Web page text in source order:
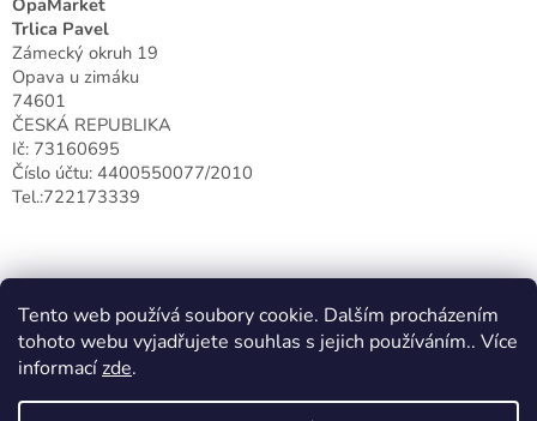
Tento web používá soubory cookie. Dalším procházením
tohoto webu vyjadřujete souhlas s jejich používáním.. Více
informacízde.
OpaMarket
Trlica Pavel
Zámecký okruh 19
Opava u zimáku
74601
ČESKÁ REPUBLIKA
Ič: 73160695
Číslo účtu: 4400550077/2010
Tel.:722173339